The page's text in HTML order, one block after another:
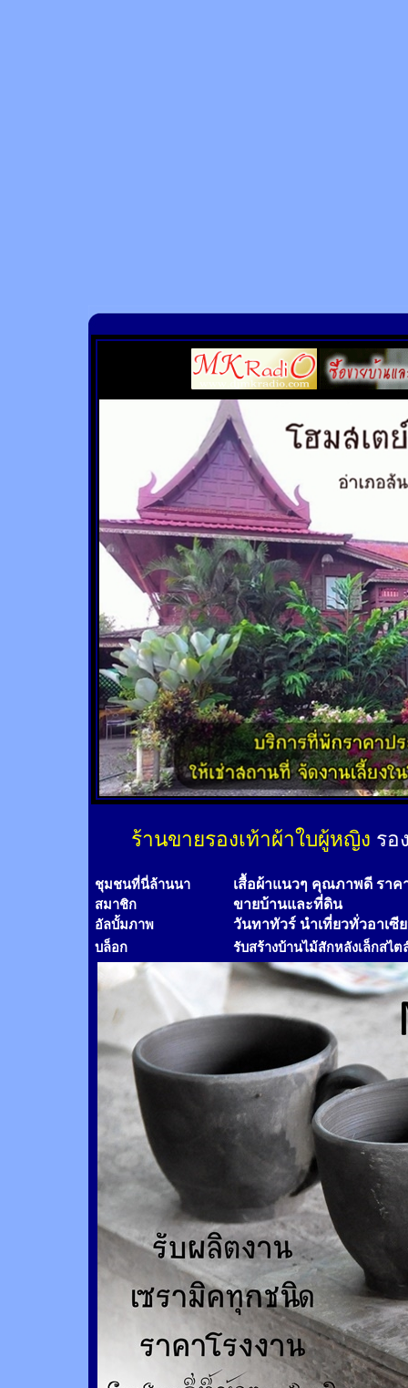
ร้านขายรองเท้าผ้าใบผู้หญิง รอ
ชุมชนที่นี่ล้านนา เสื้อผ้าแนวๆ คุณภาพดี ราค
สมาชิก ขายบ้านและที่ดิน
อัลบั้มภาพ วันทาทัวร์ นำเที่ยวทั่วอาเซี
บล็อก รับสร้างบ้านไม้สักหลังเล็กสไต